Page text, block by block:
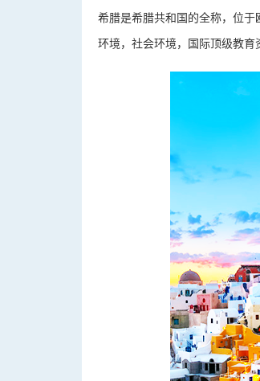
希腊是希腊共和国的全称，位
环境，社会环境，国际顶级教育